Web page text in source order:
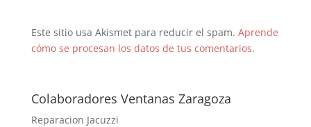
Este sitio usa Akismet para reducir el spam. Aprende
cómo se procesan los datos de tus comentarios.
Colaboradores Ventanas Zaragoza
Reparacion Jacuzzi